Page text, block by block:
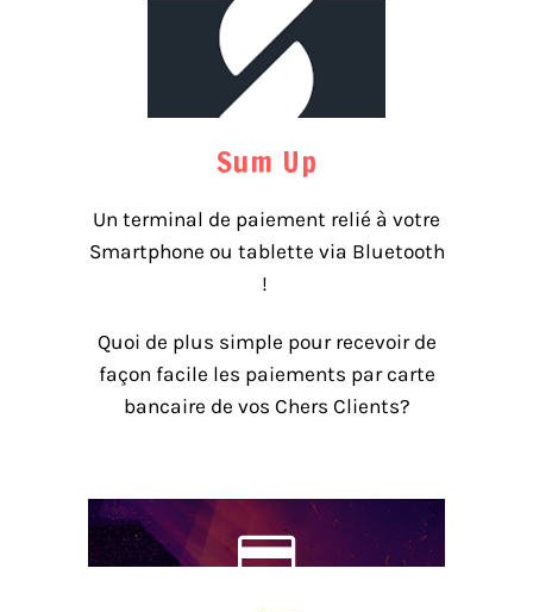
Sum Up
Un terminal de paiement relié à votre
Smartphone ou tablette via Bluetooth
!
Quoi de plus simple pour recevoir de
façon facile les paiements par carte
bancaire de vos Chers Clients?